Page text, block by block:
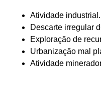
Atividade industrial.
Descarte irregular
Exploração de
Urbanização mal
Atividade